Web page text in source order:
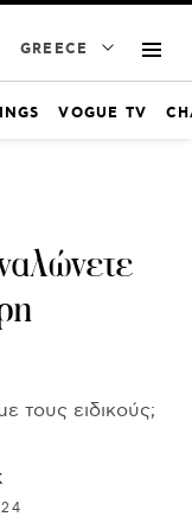
GREECE
VOGUE TV
τους ειδικούς;